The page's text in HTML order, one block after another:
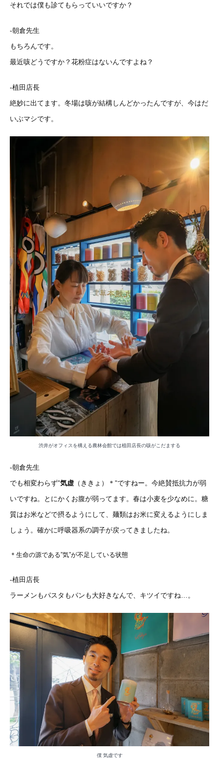
それでは僕も診てもらっていいですか？
-朝倉先生
もちろんです。
最近咳どうですか？花粉症はないんですよね？
-植田店長
絶妙に出てます。冬場は咳が結構しんどかったんですが、今はだ
いぶマシです。
渋井がオフィスを構える農林会館では植田店長の咳がこだまする
-朝倉先生
でも相変わらず”気虚 （ききょ）＊”ですねー。今絶賛抵抗力が弱
いですね。とにかくお腹が弱ってます。春は小麦を少なめに。糖
質はお米などで摂るようにして、麺類はお米に変えるようにしま
しょう。確かに呼吸器系の調子が戻ってきましたね。
＊生命の源である”気”が不足している状態
-植田店長
ラーメンもパスタもパンも大好きなんで、キツイですね…。
僕 気虚です